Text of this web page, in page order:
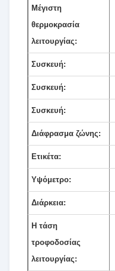
Μέγιστη
θερμοκρασία
λειτουργίας:
Συσκευή:
Συσκευή:
Συσκευή:
Διάφρασμα ζώνης:
Ετικέτα:
Υψόμετρο:
Διάρκεια:
Η τάση
τροφοδοσίας
λειτουργίας: